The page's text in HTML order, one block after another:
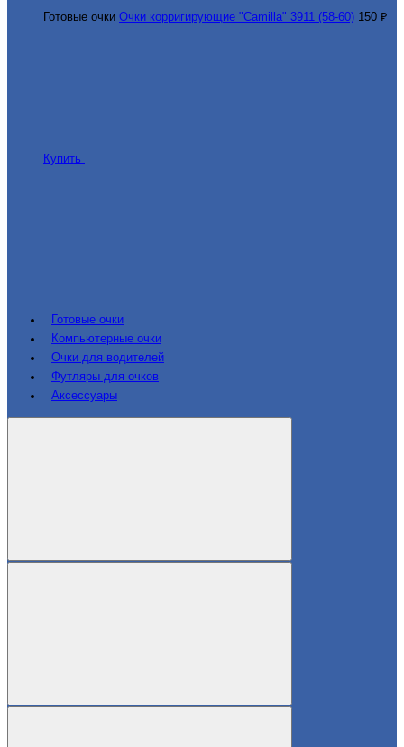
Готовые очки Очки корригирующие "Camilla" 3911 (58-60) 150 ₽
Купить
Готовые очки
Компьютерные очки
Очки для водителей
Футляры для очков
Аксессуары